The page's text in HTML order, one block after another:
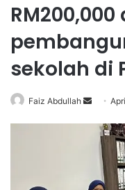
sekolah di
Faiz Abdullah
n